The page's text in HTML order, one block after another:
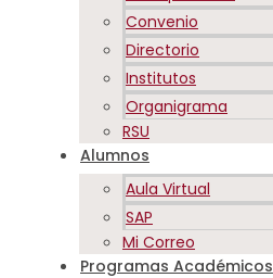
Convenio
Directorio
Institutos
Organigrama
RSU
Alumnos
Aula Virtual
SAP
Mi Correo
Programas Académicos